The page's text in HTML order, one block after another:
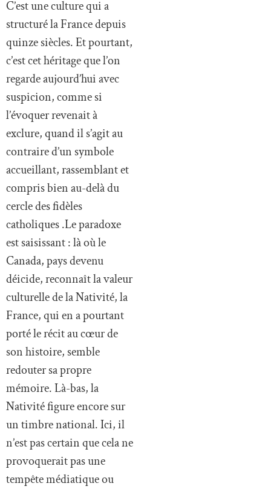
C’est une culture qui a
structuré la France depuis
quinze siècles. Et pourtant,
c’est cet héritage que l’on
regarde aujourd’hui avec
suspicion, comme si
l’évoquer revenait à
exclure, quand il s’agit au
contraire d’un symbole
accueillant, rassemblant et
compris bien au-delà du
cercle des fidèles
catholiques .Le paradoxe
est saisissant : là où le
Canada, pays devenu
déicide, reconnaît la valeur
culturelle de la Nativité, la
France, qui en a pourtant
porté le récit au cœur de
son histoire, semble
redouter sa propre
mémoire. Là-bas, la
Nativité figure encore sur
un timbre national. Ici, il
n’est pas certain que cela ne
provoquerait pas une
tempête médiatique ou